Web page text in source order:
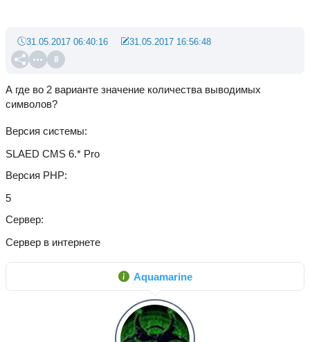
8
31.05.2017 06:40:16 31.05.2017 16:56:48
А где во 2 варианте значение количества выводимых
символов?
Версия системы
SLAED CMS 6.* Pro
Версия PHP
5
Сервер
Сервер в интернете
Aquamarine